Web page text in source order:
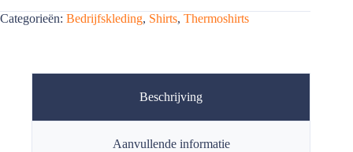
Categorieën: Bedrijfskleding, Shirts, Thermoshirts
Beschrijving
Aanvullende informatie